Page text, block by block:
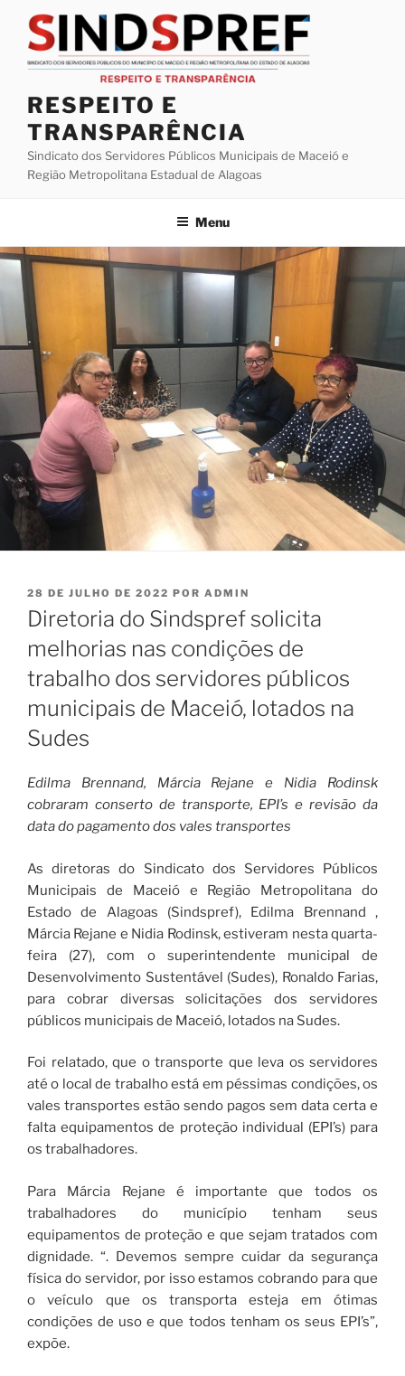
conteúdo
RESPEITO E
TRANSPARÊNCIA
Sindicato dos Servidores Públicos Municipais de Maceió e
Região Metropolitana Estadual de Alagoas
Menu
PUBLICADO
EM
28 DE JULHO DE 2022 POR ADMIN
Diretoria do Sindspref solicita
melhorias nas condições de
trabalho dos servidores públicos
municipais de Maceió, lotados na
Sudes
Edilma Brennand, Márcia Rejane e Nidia Rodinsk
cobraram conserto de transporte, EPI’s e revisão da
data do pagamento dos vales transportes
As diretoras do Sindicato dos Servidores Públicos
Municipais de Maceió e Região Metropolitana do
Estado de Alagoas (Sindspref), Edilma Brennand ,
Márcia Rejane e Nidia Rodinsk, estiveram nesta quarta-
feira (27), com o superintendente municipal de
Desenvolvimento Sustentável (Sudes), Ronaldo Farias,
para cobrar diversas solicitações dos servidores
públicos municipais de Maceió, lotados na Sudes.
Foi relatado, que o transporte que leva os servidores
até o local de trabalho está em péssimas condições, os
vales transportes estão sendo pagos sem data certa e
falta equipamentos de proteção individual (EPI’s) para
os trabalhadores.
Para Márcia Rejane é importante que todos os
trabalhadores do município tenham seus
equipamentos de proteção e que sejam tratados com
dignidade. “. Devemos sempre cuidar da segurança
física do servidor, por isso estamos cobrando para que
o veículo que os transporta esteja em ótimas
condições de uso e que todos tenham os seus EPI’s”,
expõe.